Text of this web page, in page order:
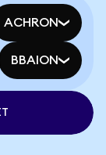
ACHRON
BBAION